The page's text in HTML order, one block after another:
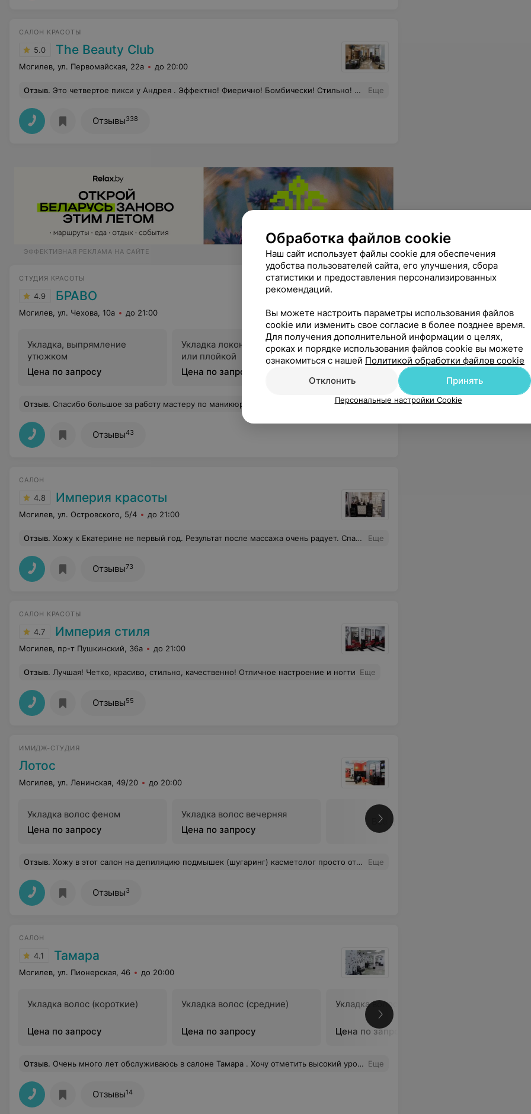
САЛОН КРАСОТЫ
5.0 The Beauty Club
Могилев, ул. Первомайская, 22а до 20:00
Отзыв. Это четвертое пикси у Андрея . Эффектно! Фиерично! Бомбически! Стильно! Не ординарно. Пикси у Андрея сделает вас лёгкой, свежей, юной. Каждый день в новом образе. Прическа пикси меняет вашу жизнь. Андрей мастер своего дела. Всем рекомендую попробовать стрижку пикси у Андрея Еще
Отзывы338
ЭФФЕКТИВНАЯ РЕКЛАМА НА САЙТЕ
СТУДИЯ КРАСОТЫ
4.9 БРАВО
Могилев, ул. Чехова, 10а до 21:00
Укладка, выпрямление
утюжком
Цена по запросу
Укладка локонов утюжком
или плойкой
Цена по запросу
Локоны вечерние
Цена по запросу
Укладка
Цена по
Отзыв. Спасибо большое за работу мастеру по маникюру Светлане! Всё очень качественно, красиво и аккуратно! Поэтому я всегда выбираю только Вас!) Еще
Отзывы43
САЛОН
4.8 Империя красоты
Могилев, ул. Островского, 5/4 до 21:00
Отзыв. Хожу к Екатерине не первый год. Результат после массажа очень радует. Спасибо большое за Ваши золотые руки) Еще
Отзывы73
САЛОН КРАСОТЫ
4.7 Империя стиля
Могилев, пр-т Пушкинский, 36а до 21:00
Отзыв. Лучшая! Четко, красиво, стильно, качественно! Отличное настроение и ногти Еще
Отзывы55
ИМИДЖ-СТУДИЯ
Лотос
Могилев, ул. Ленинская, 49/20 до 20:00
Укладка волос феном
Цена по запросу
Укладка волос вечерняя
Цена по запросу
Все цены
Отзыв. Хожу в этот салон на депиляцию подмышек (шугаринг) касметолог просто от Бога. Делала еще стрижку и пойду еще на маникюр и чистку лица, всем осталась довольна.. Еще
Отзывы3
САЛОН
4.1 Тамара
Могилев, ул. Пионерская, 46 до 20:00
Укладка волос (короткие)
Цена по запросу
Укладка волос (средние)
Цена по запросу
Укладка волос (длинные)
Цена по запросу
Отзыв. Очень много лет обслуживаюсь в салоне Тамара . Хочу отметить высокий уровень обслуживания и профессионализм всех мастеров данного салона. Всегда приветливая администратор Наталья. Настоящие мастера своего дела - Гилева Александра, Ладисова Юлия, косметолог - Рагуева Ирина. Всегда с удовольствием посещаю этот салон. Еще
Отзывы14
Обработка файлов cookie
Наш сайт использует файлы cookie для обеспечения
удобства пользователей сайта, его улучшения, сбора
статистики и предоставления персонализированных
рекомендаций.
Вы можете настроить параметры использования файлов
cookie или изменить свое согласие в более позднее время.
Для получения дополнительной информации о целях,
сроках и порядке использования файлов cookie вы можете
ознакомиться с нашей Политикой обработки файлов cookie
Отклонить
Принять
Персональные настройки Cookie